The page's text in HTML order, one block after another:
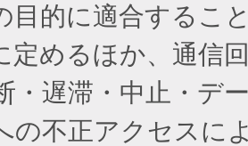
目的に適合するこ
めるほか、通信
・遅滞・中止・デ
の不正アクセスに